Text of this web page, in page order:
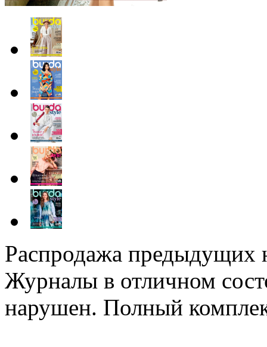
Распродажа предыдущих
Журналы в отличном
нарушен. Полный